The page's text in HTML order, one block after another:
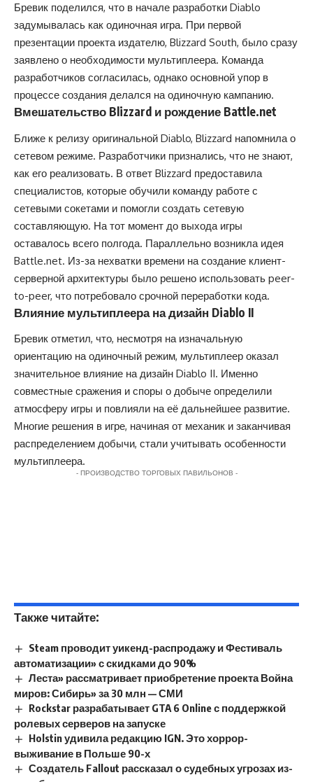
Бревик поделился, что в начале разработки Diablo
задумывалась как одиночная игра. При первой
презентации проекта издателю, Blizzard South, было сразу
заявлено о необходимости мультиплеера. Команда
разработчиков согласилась, однако основной упор в
процессе создания делался на одиночную кампанию.
Вмешательство Blizzard и рождение Battle.net
Ближе к релизу оригинальной Diablo, Blizzard напомнила о
сетевом режиме. Разработчики признались, что не знают,
как его реализовать. В ответ Blizzard предоставила
специалистов, которые обучили команду работе с
сетевыми сокетами и помогли создать сетевую
составляющую. На тот момент до выхода игры
оставалось всего полгода. Параллельно возникла идея
Battle.net. Из-за нехватки времени на создание клиент-
серверной архитектуры было решено использовать peer-
to-peer, что потребовало срочной переработки кода.
Влияние мультиплеера на дизайн Diablo II
Бревик отметил, что, несмотря на изначальную
ориентацию на одиночный режим, мультиплеер оказал
значительное влияние на дизайн Diablo II. Именно
совместные сражения и споры о добыче определили
атмосферу игры и повлияли на её дальнейшее развитие.
Многие решения в игре, начиная от механик и заканчивая
распределением добычи, стали учитывать особенности
мультиплеера.
- ПРОИЗВОДСТВО ТОРГОВЫХ ПАВИЛЬОНОВ -
Также читайте:
Steam проводит уикенд-распродажу и Фестиваль
автоматизации» с скидками до 90%
Леста» рассматривает приобретение проекта Война
миров: Сибирь» за 30 млн — СМИ
Rockstar разрабатывает GTA 6 Online с поддержкой
ролевых серверов на запуске
Holstin удивила редакцию IGN. Это хоррор-
выживание в Польше 90-х
Создатель Fallout рассказал о судебных угрозах из-